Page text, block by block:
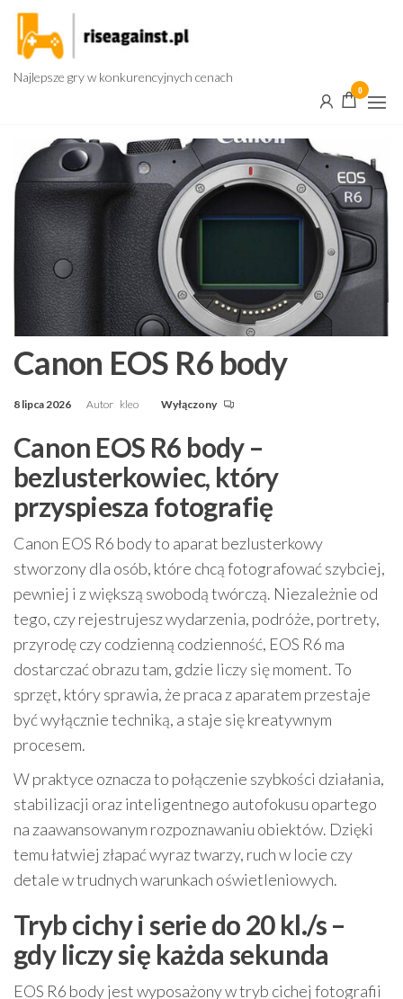
Przejdź
treści
Najlepsze gry w konkurencyjnych cenach
0
Canon EOS R6 body
8 lipca 2026 Autor kleo Wyłączony
Canon EOS R6 body –
bezlusterkowiec, który
przyspiesza fotografię
Canon EOS R6 body to aparat bezlusterkowy
stworzony dla osób, które chcą fotografować szybciej,
pewniej i z większą swobodą twórczą. Niezależnie od
tego, czy rejestrujesz wydarzenia, podróże, portrety,
przyrodę czy codzienną codzienność, EOS R6 ma
dostarczać obrazu tam, gdzie liczy się moment. To
sprzęt, który sprawia, że praca z aparatem przestaje
być wyłącznie techniką, a staje się kreatywnym
procesem.
W praktyce oznacza to połączenie szybkości działania,
stabilizacji oraz inteligentnego autofokusu opartego
na zaawansowanym rozpoznawaniu obiektów. Dzięki
temu łatwiej złapać wyraz twarzy, ruch w locie czy
detale w trudnych warunkach oświetleniowych.
Tryb cichy i serie do 20 kl./s –
gdy liczy się każda sekunda
EOS R6 body jest wyposażony w tryb cichej fotografii